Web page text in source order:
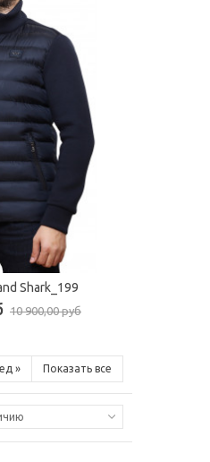
просмотр
Shark_199
10 900,00 руб
» Показать все